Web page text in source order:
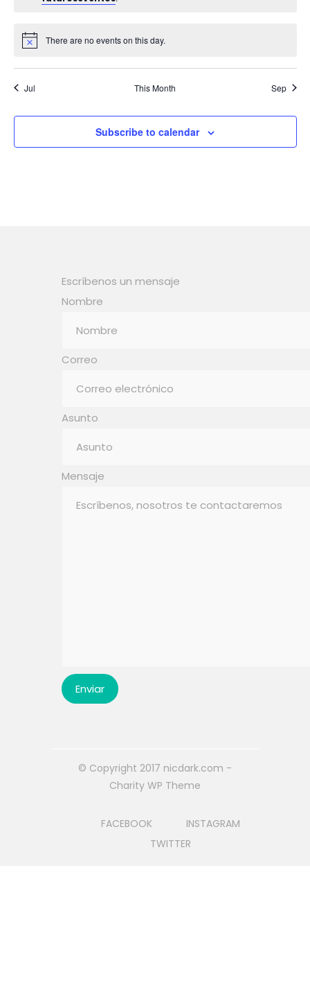
There are no events on this day.
Jul This Month Sep
Subscribe to calendar
Escríbenos un mensaje
Nombre
Correo
Asunto
Mensaje
© Copyright 2017 nicdark.com -
Charity WP Theme
FACEBOOK
INSTAGRAM
TWITTER